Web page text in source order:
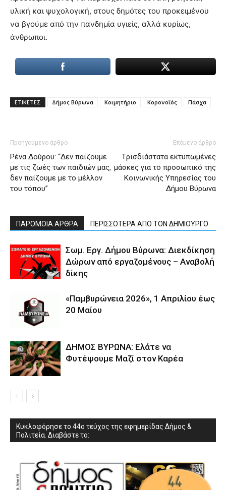
υλική και ψυχολογική, στους δημότες του προκειμένου
να βγούμε από την πανδημία υγιείς, αλλά κυρίως,
άνθρωποι.
ΕΤΙΚΕΤΕΣ Δήμος Βύρωνα Κοιμητήριο Κορονοϊός Πάσχα
Προηγούμενο άρθρο
Ρένα Δούρου: “Δεν παίζουμε
με τις ζωές των παιδιών μας,
δεν παίζουμε με το μέλλον
του τόπου”
Επόμενο άρθρο
Tρισδιάστατα εκτυπωμένες
μάσκες για το προσωπικό της
Κοινωνικής Υπηρεσίας του
Δήμου Βύρωνα
ΠΑΡΟΜΟΙΑ ΑΡΘΡΑ ΠΕΡΙΣΣΟΤΕΡΑ ΑΠΟ ΤΟΝ ΔΗΜΙΟΥΡΓΟ
Σωμ. Εργ. Δήμου Βύρωνα: Διεκδίκηση
Δώρων από εργαζομένους – Αναβολή
δίκης
«Παμβυρώνεια 2026», 1 Απριλίου έως
20 Μαίου
ΔΗΜΟΣ ΒΥΡΩΝΑ: Ελάτε να
Φυτέψουμε Μαζί στον Καρέα
Κυκλοφόρησε το 44ο τεύχος της εφημερίδας Δήμος &
Πολιτεία. Διαβάστε το: